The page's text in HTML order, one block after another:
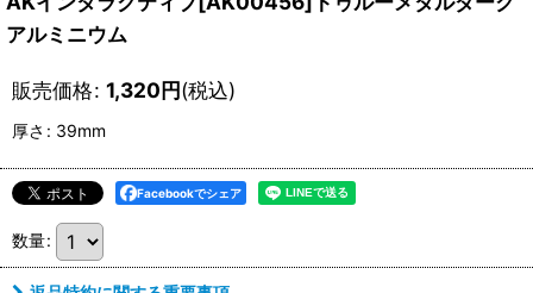
アルミニウム
販売価格: 1,320円(税込)
厚さ : 39mm
Facebookでシェア
数量: